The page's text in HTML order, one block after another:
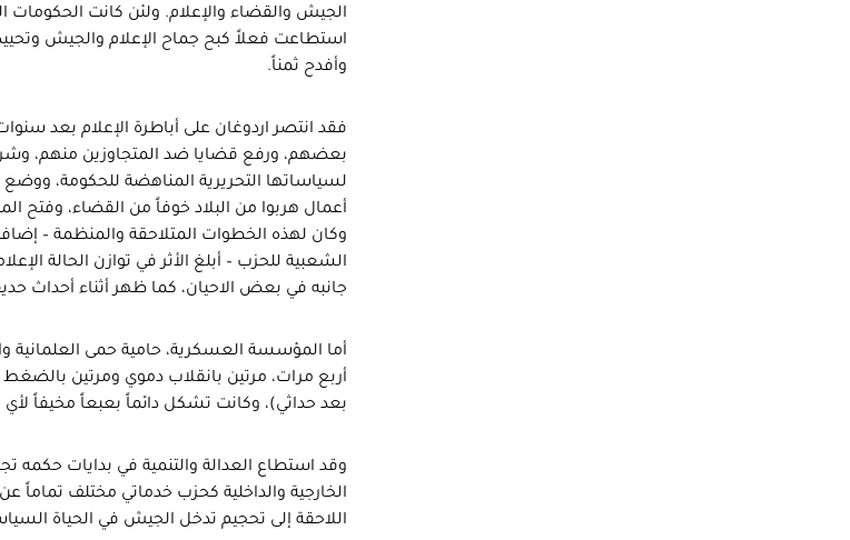
استطاعت فعلاً كبح جماح الإعلام والجيش
وأفدح ثمناً.
فقد انتصر اردوغان على أباطرة الإعلام بعد
بعضهم، ورفع قضايا ضد المتجاوزين منهم،
لسياساتها التحريرية المناهضة للحكومة،
أعمال هربوا من البلاد خوفاً من القضاء، وفتح
وكان لهذه الخطوات المتلاحقة والمنظمة –
الشعبية للحزب – أبلغ الأثر في توازن الحالة
جانبه في بعض الاحيان، كما ظهر أثناء أحداث
أما المؤسسة العسكرية، حامية حمى العلمانية
أربع مرات، مرتين بانقلاب دموي ومرتين
بعد حداثي)، وكانت تشكل دائماً بعبعاً مخيفاً
وقد استطاع العدالة والتنمية في بدايات
الخارجية والداخلية كحزب خدماتي مختلف
اللاحقة إلى تحجيم تدخل الجيش في الحياة